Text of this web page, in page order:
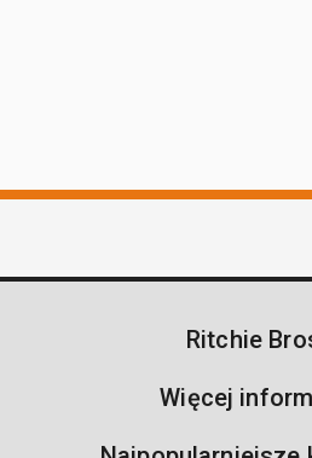
Ritchie
Więcej